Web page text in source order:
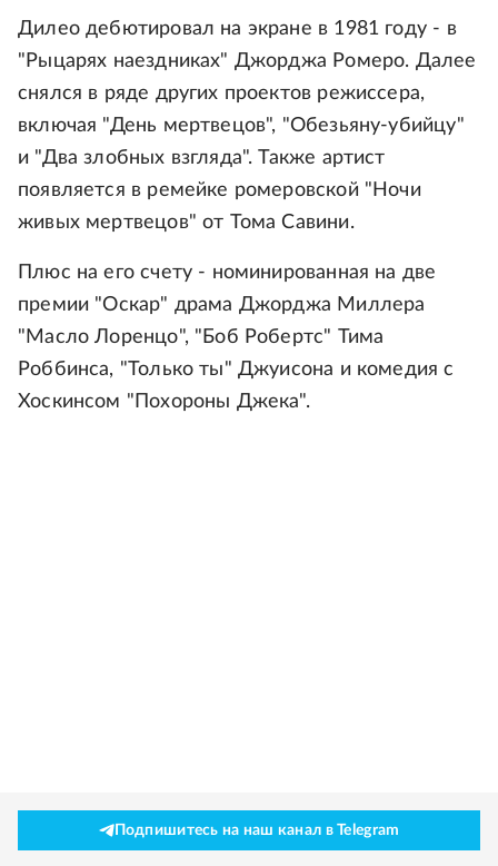
Дилео дебютировал на экране в 1981 году - в
"Рыцарях наездниках" Джорджа Ромеро. Далее
снялся в ряде других проектов режиссера,
включая "День мертвецов", "Обезьяну-убийцу"
и "Два злобных взгляда". Также артист
появляется в ремейке ромеровской "Ночи
живых мертвецов" от Тома Савини.
Плюс на его счету - номинированная на две
премии "Оскар" драма Джорджа Миллера
"Масло Лоренцо", "Боб Робертс" Тима
Роббинса, "Только ты" Джуисона и комедия с
Хоскинсом "Похороны Джека".
Подпишитесь на наш канал в Telegram